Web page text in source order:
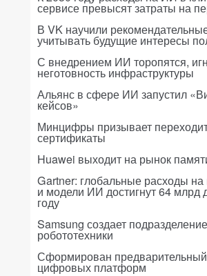
сервисе превысят затраты на
В VK научили
учитывать будущие интересы
С внедрением ИИ торопятся,
неготовность инфраструктуры
Альянс в сфере ИИ запустил
кейсов»
Минцифры призывает
сертификаты
Huawei выходит на рынок
Gartner: глобальные расходы
и модели ИИ достигнут 64 млрд
году
Samsung создает подразделение
робототехники
Сформирован
цифровых платформ